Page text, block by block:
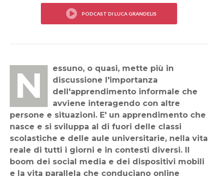
Nessuno, o quasi, mette più in
discussione l'importanza
dell'apprendimento informale che
avviene interagendo con altre
persone e situazioni. E' un apprendimento che
nasce e si sviluppa al di fuori delle classi
scolastiche e delle aule universitarie, nella vita
reale di tutti i giorni e in contesti diversi. Il
boom dei social media e dei dispositivi mobili
e la vita parallela che conduciano online